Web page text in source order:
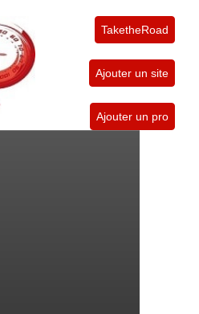
TaketheRoad
Ajouter un site
Ajouter un pro